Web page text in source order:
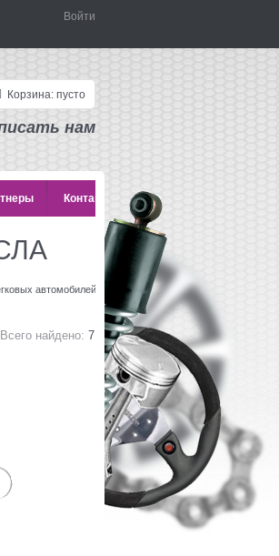
Войти
Корзина: пусто
нам
Контакты
автомобилей ПОЛУСИНТЕТИЧЕСКИЕ
Всего найдено: 7